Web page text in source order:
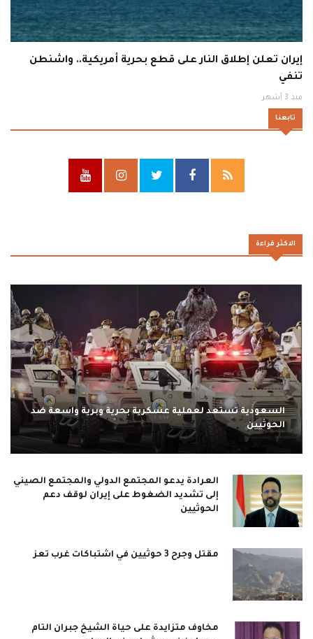
إيران تعلن إطلاق النار على قطع بحرية أمريكية.. واشنطن
تنفي
منذ 3 أشهر
تابعنا
الاكثر قراءة
السعودية تستعد لعملية عسكرية بحرية وبرية واسعة ضد
الحوثيين
العرادة يدعو المجتمع الدولي والمجتمع الصيني
إلى تشديد الضغوط على إيران لوقف دعم
الحوثيين
مقتل وجرح 3 حوثيين في اشتباكات غرب تعز
مخاوف متزايدة على حياة الشيخ جبران التام